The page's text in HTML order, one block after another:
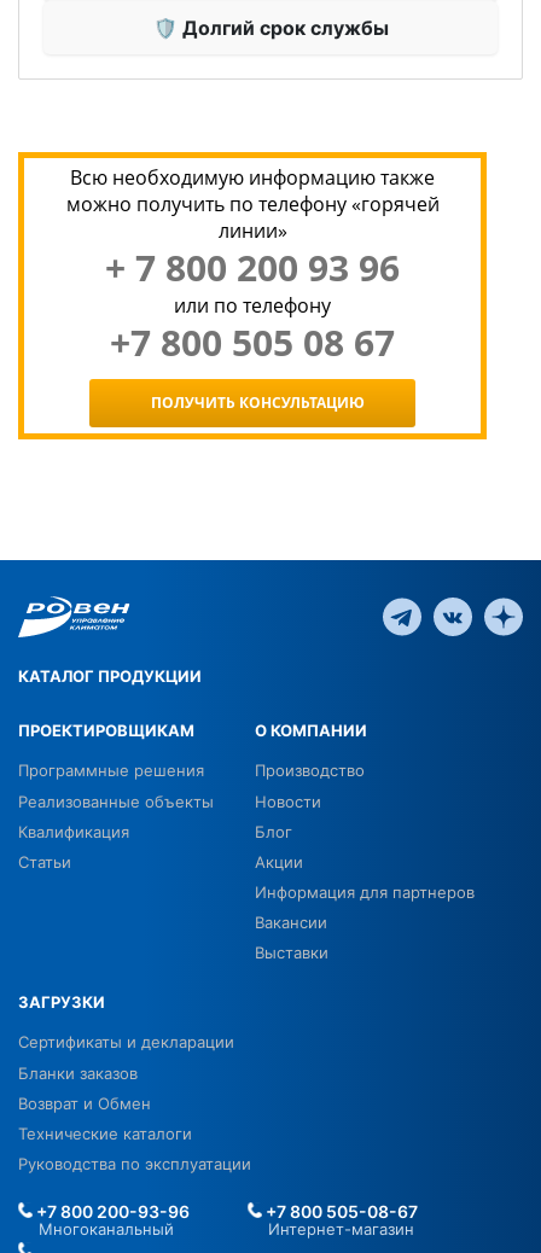
🛡 Долгий срок службы
Всю необходимую информацию также
можно получить по телефону «горячей
линии»
+ 7 800 200 93 96
или по телефону
+7 800 505 08 67
ПОЛУЧИТЬ КОНСУЛЬТАЦИЮ
КАТАЛОГ ПРОДУКЦИИ
ПРОЕКТИРОВЩИКАМ
Программные решения
Реализованные объекты
Квалификация
Статьи
О КОМПАНИИ
Производство
Новости
Блог
Акции
Информация для партнеров
Вакансии
Выставки
ЗАГРУЗКИ
Сертификаты и декларации
Бланки заказов
Возврат и Обмен
Технические каталоги
Руководства по эксплуатации
+7 800 200-93-96
Многоканальный
+7 800 505-08-67
Интернет-магазин